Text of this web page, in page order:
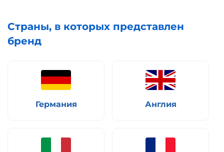
Страны, в которых представлен
бренд
Германия Англия